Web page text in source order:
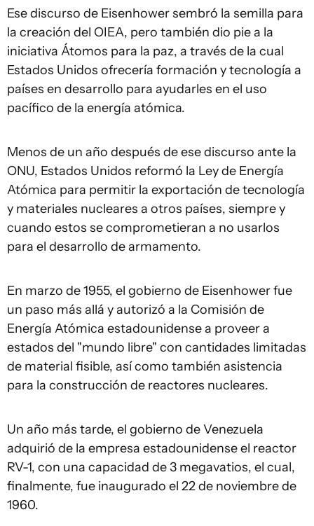
Ese discurso de Eisenhower sembró la semilla para
la creación del OIEA, pero también dio pie a la
iniciativa Átomos para la paz, a través de la cual
Estados Unidos ofrecería formación y tecnología a
países en desarrollo para ayudarles en el uso
pacífico de la energía atómica.
Menos de un año después de ese discurso ante la
ONU, Estados Unidos reformó la Ley de Energía
Atómica para permitir la exportación de tecnología
y materiales nucleares a otros países, siempre y
cuando estos se comprometieran a no usarlos
para el desarrollo de armamento.
En marzo de 1955, el gobierno de Eisenhower fue
un paso más allá y autorizó a la Comisión de
Energía Atómica estadounidense a proveer a
estados del "mundo libre" con cantidades limitadas
de material fisible, así como también asistencia
para la construcción de reactores nucleares.
Un año más tarde, el gobierno de Venezuela
adquirió de la empresa estadounidense el reactor
RV-1, con una capacidad de 3 megavatios, el cual,
finalmente, fue inaugurado el 22 de noviembre de
1960.